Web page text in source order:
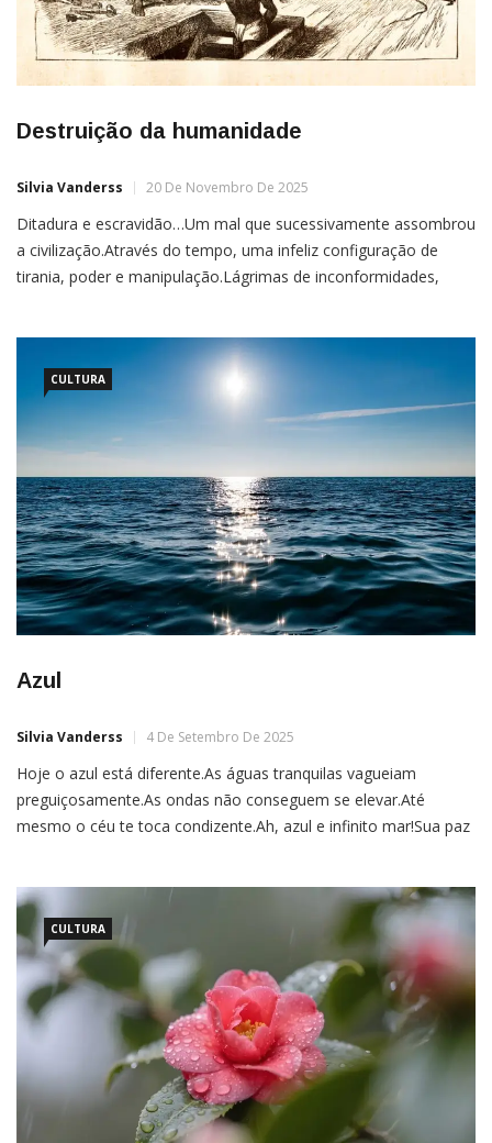
Destruição da humanidade
Silvia Vanderss 20 De Novembro De 2025
Ditadura e escravidão…Um mal que sucessivamente assombrou
a civilização.Através do tempo, uma infeliz configuração de
tirania, poder e manipulação.Lágrimas de inconformidades,
retaliação.Dentre tantos, inúmeros povos guerreiros,
aprisionados e humilhados.Um povo
CULTURA
Azul
Silvia Vanderss 4 De Setembro De 2025
Hoje o azul está diferente.As águas tranquilas vagueiam
preguiçosamente.As ondas não conseguem se elevar.Até
mesmo o céu te toca condizente.Ah, azul e infinito mar!Sua paz
lágrimas cessam somente para admirar.Uma harmonia
abençoada que qualquer dor faz
CULTURA